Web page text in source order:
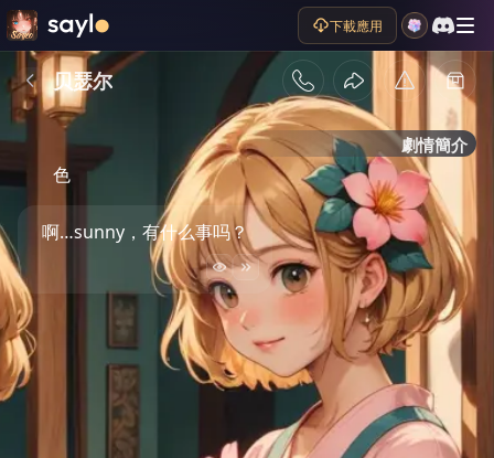
下載應用
贝瑟尔
劇情簡介
色
啊…sunny，有什么事吗？